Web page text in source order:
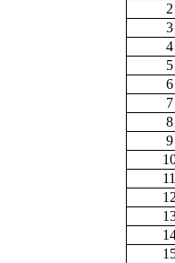
2
3
4
5
6
7
8
9
11